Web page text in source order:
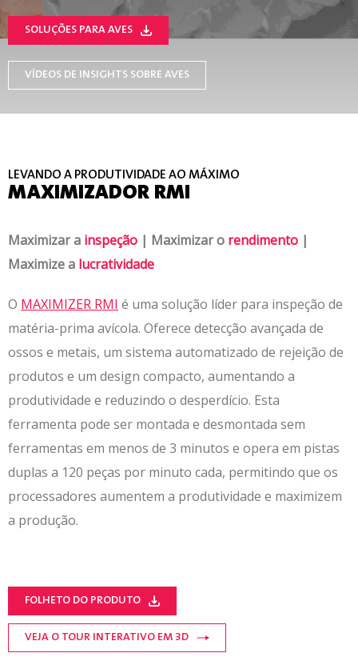
SOLUÇÕES PARA AVES
VÍDEOS DE INSIGHTS SOBRE AVES
LEVANDO A PRODUTIVIDADE AO MÁXIMO
MAXIMIZADOR RMI
Maximizar a inspeção | Maximizar o rendimento |
Maximize a lucratividade
O MAXIMIZER RMI é uma solução líder para inspeção de
matéria-prima avícola. Oferece detecção avançada de
ossos e metais, um sistema automatizado de rejeição de
produtos e um design compacto, aumentando a
produtividade e reduzindo o desperdício. Esta
ferramenta pode ser montada e desmontada sem
ferramentas em menos de 3 minutos e opera em pistas
duplas a 120 peças por minuto cada, permitindo que os
processadores aumentem a produtividade e maximizem
a produção.
FOLHETO DO PRODUTO
VEJA O TOUR INTERATIVO EM 3D